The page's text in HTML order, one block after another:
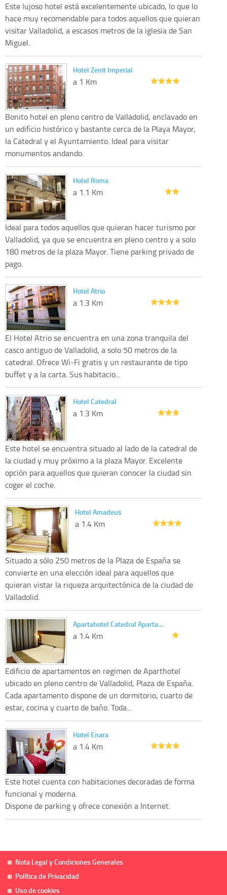
Este lujoso hotel está excelentemente ubicado, lo que lo
hace muy recomendable para todos aquellos que quieran
visitar Valladolid, a escasos metros de la iglesia de San
Miguel.
Hotel Zenit Imperial
a 1 Km
Bonito hotel en pleno centro de Valladolid, enclavado en
un edificio histórico y bastante cerca de la Playa Mayor,
la Catedral y el Ayuntamiento. Ideal para visitar
monumentos andando.
Hotel Roma
a 1.1 Km
Ideal para todos aquellos que quieran hacer turismo por
Valladolid, ya que se encuentra en pleno centro y a solo
180 metros de la plaza Mayor. Tiene parking privado de
pago.
Hotel Atrio
a 1.3 Km
El Hotel Atrio se encuentra en una zona tranquila del
casco antiguo de Valladolid, a solo 50 metros de la
catedral. Ofrece Wi-Fi gratis y un restaurante de tipo
buffet y a la carta. Sus habitacio...
Hotel Catedral
a 1.3 Km
Este hotel se encuentra situado al lado de la catedral de
la ciudad y muy próximo a la plaza Mayor. Excelente
opción para aquellos que quieran conocer la ciudad sin
coger el coche.
Hotel Amadeus
a 1.4 Km
Situado a sólo 250 metros de la Plaza de España se
convierte en una elección ideal para aquellos que
quieran vistar la riqueza arquitectónica de la ciudad de
Valladolid.
Apartahotel Catedral Aparta…
a 1.4 Km
Edificio de apartamentos en regimen de Aparthotel
ubicado en pleno centro de Valladolid, Plaza de España.
Cada apartamento dispone de un dormitorio, cuarto de
estar, cocina y cuarto de baño. Toda...
Hotel Enara
a 1.4 Km
Este hotel cuenta con habitaciones decoradas de forma
funcional y moderna.
Dispone de parking y ofrece conexión a Internet.
Nota Legal y Condiciones Generales
Política de Privacidad
Uso de cookies